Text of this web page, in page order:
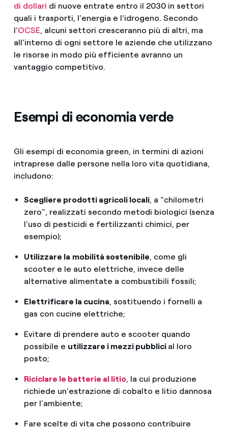
di dollari di nuove entrate entro il 2030 in settori
quali i trasporti, l'energia e l'idrogeno. Secondo
l'OCSE , alcuni settori cresceranno più di altri, ma
all'interno di ogni settore le aziende che utilizzano
le risorse in modo più efficiente avranno un
vantaggio competitivo.
Esempi di economia verde
Gli esempi di economia green, in termini di azioni
intraprese dalle persone nella loro vita quotidiana,
includono:
Scegliere prodotti agricoli locali, a “chilometri
zero”, realizzati secondo metodi biologici (senza
l'uso di pesticidi e fertilizzanti chimici, per
esempio);
Utilizzare la mobilità sostenibile, come gli
scooter e le auto elettriche, invece delle
alternative alimentate a combustibili fossili;
Elettrificare la cucina, sostituendo i fornelli a
gas con cucine elettriche;
Evitare di prendere auto e scooter quando
possibile e utilizzare i mezzi pubblici al loro
posto;
Riciclare le batterie al litio, la cui produzione
richiede un'estrazione di cobalto e litio dannosa
per l'ambiente;
Fare scelte di vita che possono contribuire